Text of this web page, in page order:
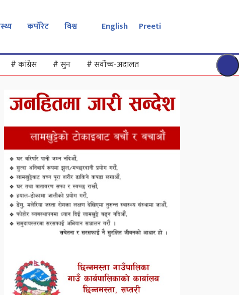
कर्पोरेट विश्व English Preeti
#कांग्रेस #सुन #सर्वोच्च-अदालत